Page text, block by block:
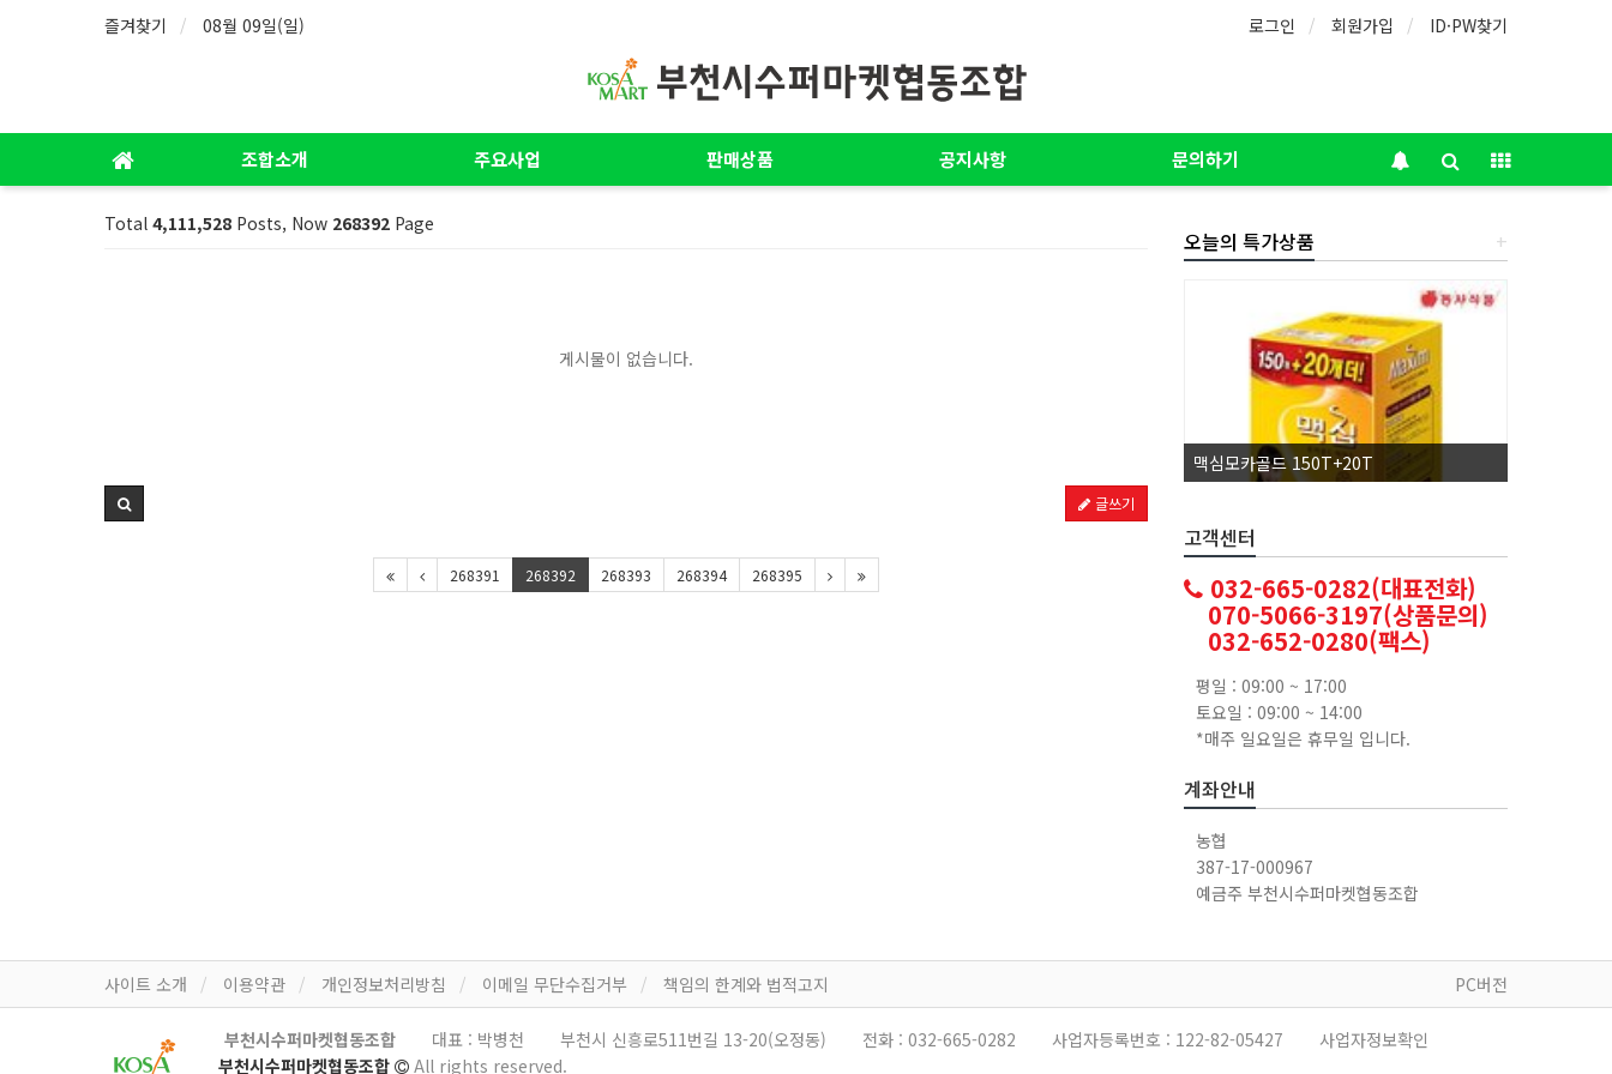
즐겨찾기 08월 09일(일) 로그인 회원가입 ID·PW찾기
조합소개 주요사업 판매상품 공지사항 문의하기
Total 4,111,528 Posts, Now 268392 Page
게시물이 없습니다.
글쓰기
268391 268392 268393 268394 268395
+
오늘의 특가상품
맥심모카골드 150T+20T
고객센터
032-665-0282(대표전화)
070-5066-3197(상품문의)
032-652-0280(팩스)
평일 : 09:00 ~ 17:00
토요일 : 09:00 ~ 14:00
*매주 일요일은 휴무일 입니다.
계좌안내
농협
387-17-000967
예금주 부천시수퍼마켓협동조합
사이트 소개 이용약관 개인정보처리방침 이메일 무단수집거부 책임의 한계와 법적고지 PC버전
부천시수퍼마켓협동조합 대표 : 박병천 부천시 신흥로511번길 13-20(오정동) 전화 : 032-665-0282 사업자등록번호 : 122-82-05427
사업자정보확인
부천시수퍼마켓협동조합
All rights reserved.